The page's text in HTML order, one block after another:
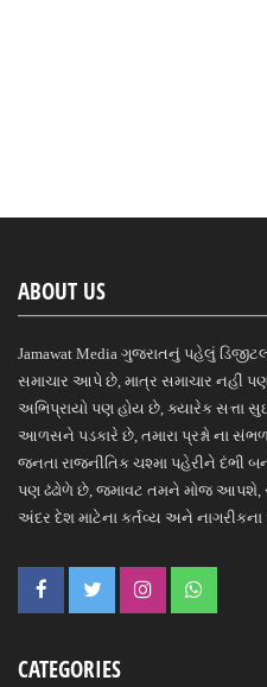
ABOUT US
Jamawat Media ગુજરાતનું પહેલું
સમાચાર આપે છે, માત્ર સમાચાર નહીં
અભિપ્રાયો પણ હોય છે, ક્યારેક સત્તા
આળસને પડકારે છે, તમારા પ્રશ્નો ના
જનતા રાજનીતિક ચશ્મા પહેરીને દંભી
પણ ઢંઢોળે છે, જમાવટ તમને મોજ આપશે,
અંદર દેશ માટેના કર્તવ્ય અને નાગરીકના
CATEGORIES